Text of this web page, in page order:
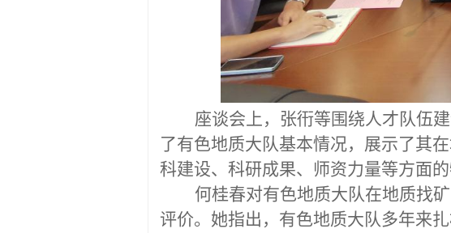
座谈会上，张衎等围绕人才队伍
了有色地质大队基本情况，展示了其
科建设、科研成果、师资力量等方面
何桂春对有色地质大队在地质找
评价。她指出，有色地质大队多年来